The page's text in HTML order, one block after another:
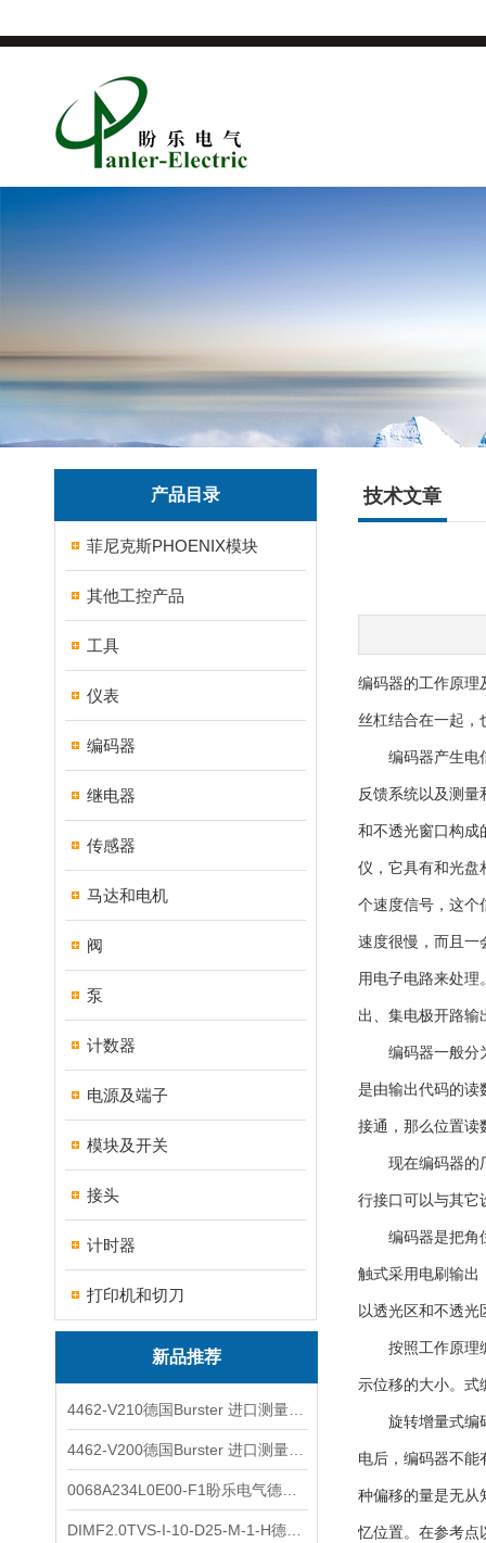
产品目录
菲尼克斯PHOENIX模块
其他工控产品
工具
仪表
编码器
继电器
传感器
马达和电机
阀
泵
计数器
电源及端子
模块及开关
接头
计时器
打印机和切刀
新品推荐
技术文章
编码器的工作原理
丝杠结合在一起，
编码器产生电信
反馈系统以及测量
和不透光窗口构成
仪，它具有和光盘
个速度信号，这个
速度很慢，而且一
用电子电路来处理
出、集电极开路输
编码器一般分为
是由输出代码的
接通，那么位置
现在编码器的厂
行接口可以与其它
编码器是把角位
触式采用电刷输出
以透光区和不透光
按照工作原理编
示位移的大小。式
旋转增量式编码
电后，编码器不能
种偏移的量是无从
忆位置。在参考点